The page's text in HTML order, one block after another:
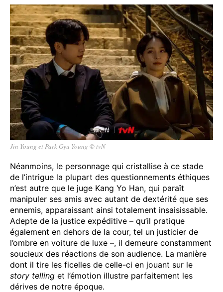
Jin Young et Park Gyu Young © tvN
Néanmoins, le personnage qui cristallise à ce stade
de l’intrigue la plupart des questionnements éthiques
n’est autre que le juge Kang Yo Han, qui paraît
manipuler ses amis avec autant de dextérité que ses
ennemis, apparaissant ainsi totalement insaisissable.
Adepte de la justice expéditive – qu’il pratique
également en dehors de la cour, tel un justicier de
l’ombre en voiture de luxe –, il demeure constamment
soucieux des réactions de son audience. La manière
dont il tire les ficelles de celle-ci en jouant sur le
story telling et l’émotion illustre parfaitement les
dérives de notre époque.